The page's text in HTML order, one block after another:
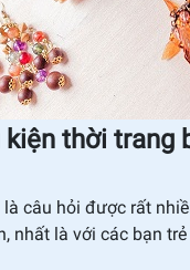
thời trang
câu hỏi được rất
nhất là với các bạn